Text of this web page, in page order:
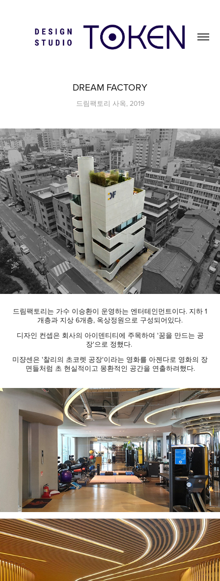
DREAM FACTORY
드림팩토리 사옥, 2019
드림팩토리는 가수 이승환이 운영하는 엔터테인먼트이다. 지하 1
개층과 지상 6개층, 옥상정원으로 구성되어있다.
디자인 컨셉은 회사의 아이덴티티에 주목하여 '꿈을 만드는 공
장'으로 정했다.
미쟝센은 '찰리의 초코렛 공장'이라는 영화를 아젠다로 영화의 장
면들처럼 초 현실적이고 몽환적인 공간을 연출하려했다.